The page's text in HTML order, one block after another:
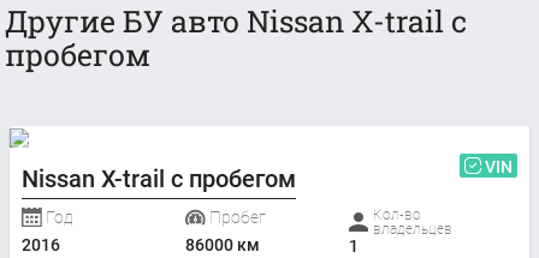
Другие БУ авто Nissan X-trail с
пробегом
Nissan X-trail с пробегом VIN
Год
2016
Пробег
86000 км
Кол-во
владельцев
1